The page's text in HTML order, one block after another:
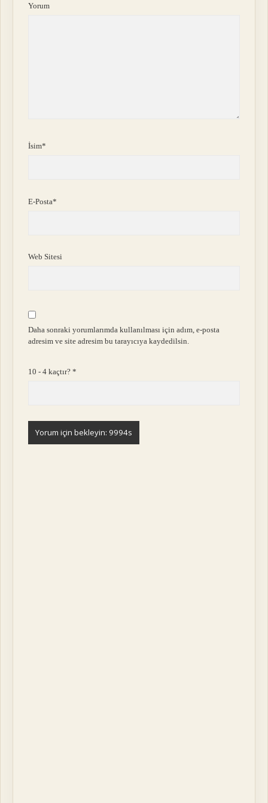
Yorum
İsim*
E-Posta*
Web Sitesi
Daha sonraki yorumlarımda kullanılması için adım, e-posta
adresim ve site adresim bu tarayıcıya kaydedilsin.
10 - 4 kaçtır?*